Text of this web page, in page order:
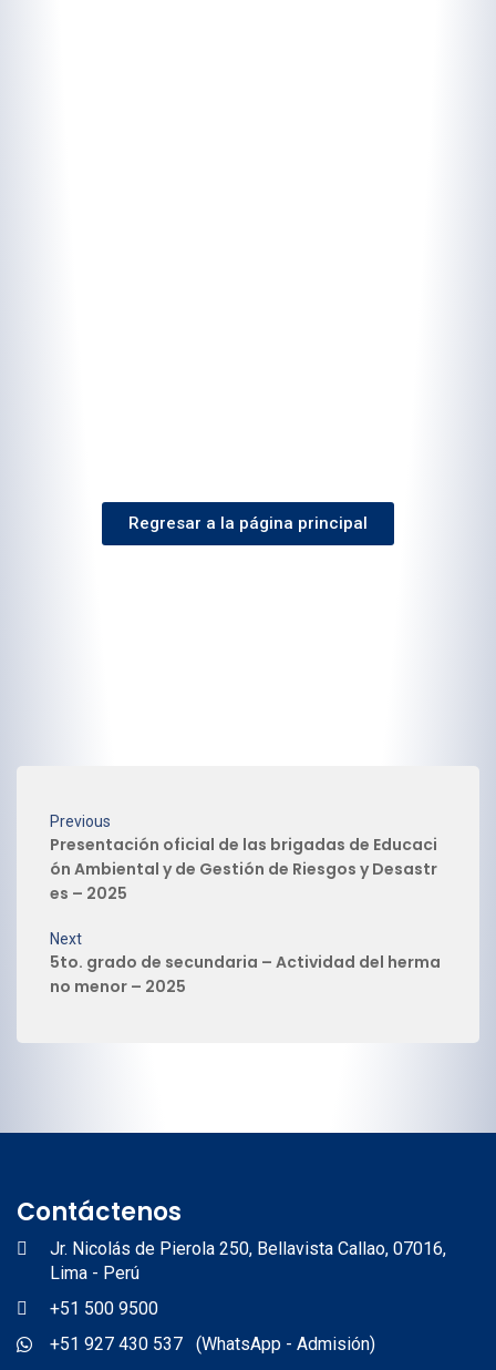
Regresar a la página principal
Previous
Presentación oficial de las brigadas de Educaci
ón Ambiental y de Gestión de Riesgos y Desastr
es – 2025
Next
5to. grado de secundaria – Actividad del herma
no menor – 2025
Contáctenos
Jr. Nicolás de Pierola 250, Bellavista Callao, 07016,
Lima - Perú
+51 500 9500
+51 927 430 537 (WhatsApp - Admisión)